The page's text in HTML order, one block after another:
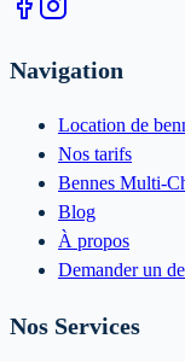
Navigation
Location de
Nos tarifs
Bennes Multi-
Blog
À propos
Demander un
Nos Services